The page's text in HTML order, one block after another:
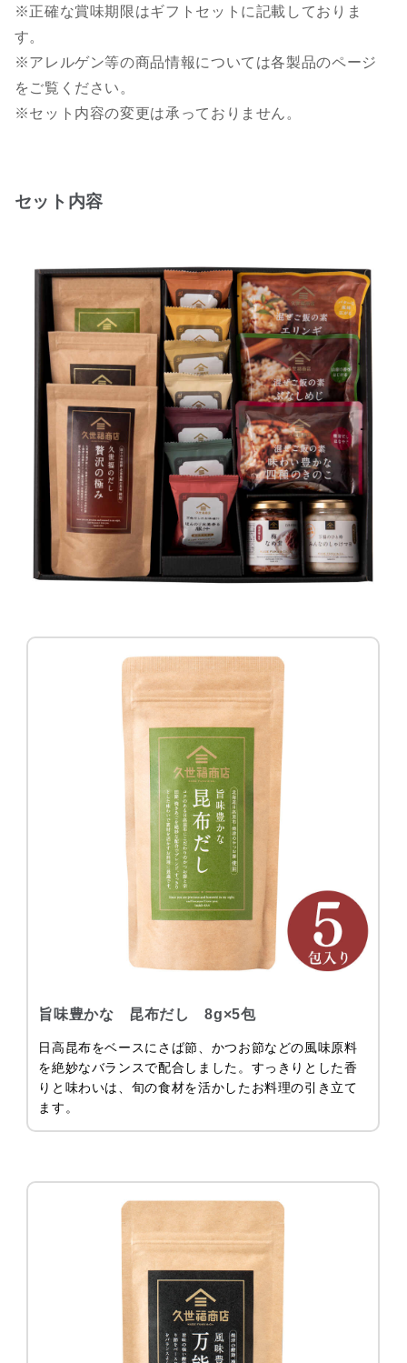
※正確な賞味期限はギフトセットに記載しておりま
す。
※アレルゲン等の商品情報については各製品のページ
をご覧ください。
※セット内容の変更は承っておりません。
セット内容
旨味豊かな 昆布だし 8g×5包
日高昆布をベースにさば節、かつお節などの風味原料
を絶妙なバランスで配合しました。すっきりとした香
りと味わいは、旬の食材を活かしたお料理の引き立て
ます。